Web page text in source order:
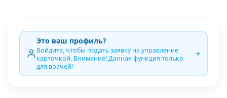
Это ваш профиль?
Войдите, чтобы подать заявку на управление
карточкой. Внимание! Данная функция только
для врачей!